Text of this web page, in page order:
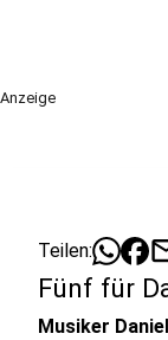
Anzeige
Teilen:
Fünf für
Musiker